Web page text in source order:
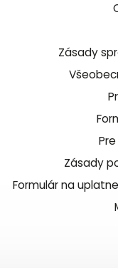
Zásady
Zásady
Formulár na